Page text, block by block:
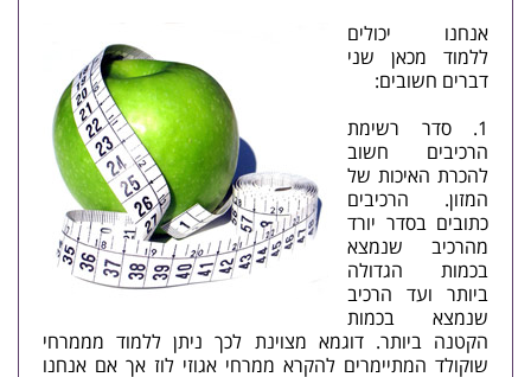
אנחנו יכולים
ללמוד מכאן שני
דברים חשובים:
סדר רשימת
הרכיבים חשוב
להכרת האיכות של
המזון. הרכיבים
כתובים בסדר יורד
מהרכיב שנמצא
בכמות הגדולה
ביותר ועד הרכיב
שנמצא בכמות
הקטנה ביותר. דוגמא מצוינת לכך ניתן ללמוד מממרחי
שוקולד המתיימרים להקרא ממרחי אגוזי לוז אך אם אנחנו